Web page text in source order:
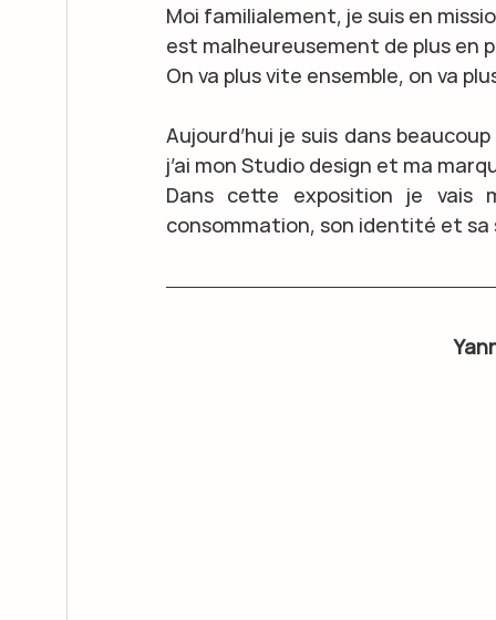
Moi familialement, je suis en
est malheureusement de plus en
On va plus vite ensemble, on va
Aujourd’hui je suis dans
j’ai mon Studio design et ma
Dans cette exposition je vais
consommation, son identité et